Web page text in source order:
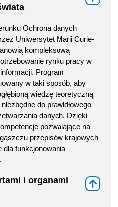
Ochrona danych
Uniwersytet Marii Curie-
kompleksową
rynku pracy w
Program
w taki sposób, aby
wiedzę teoretyczną
do prawidłowego
danych. Dzięki
pozwalające na
przepisów krajowych
dla funkcjonowania
i organami